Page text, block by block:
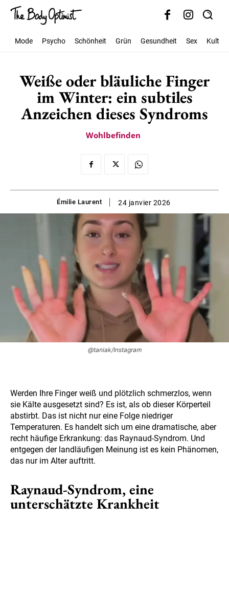
Mode Psycho Schönheit Grün Gesundheit Sex Kultur
Weiße oder bläuliche Finger
im Winter: ein subtiles
Anzeichen dieses Syndroms
Wohlbefinden
Émilie Laurent 24 janvier 2026
@taniak/Instagram
Werden Ihre Finger weiß und plötzlich schmerzlos, wenn
sie Kälte ausgesetzt sind? Es ist, als ob dieser Körperteil
abstirbt. Das ist nicht nur eine Folge niedriger
Temperaturen. Es handelt sich um eine dramatische, aber
recht häufige Erkrankung: das Raynaud-Syndrom. Und
entgegen der landläufigen Meinung ist es kein Phänomen,
das nur im Alter auftritt.
Raynaud-Syndrom, eine
unterschätzte Krankheit